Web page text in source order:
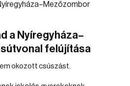
a Nyíregyháza–
felújítása
okozott csúszást.